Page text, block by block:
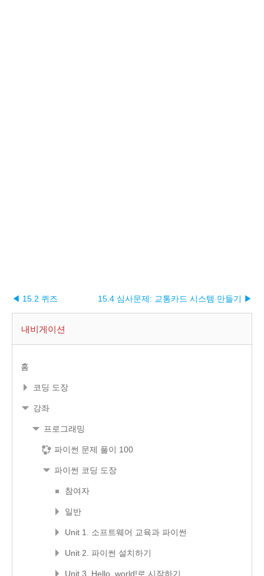
◀ 15.2 퀴즈 15.4 심사문제: 교통카드 시스템 만들기 ▶︎
내비게이션
홈
코딩 도장
강좌
프로그래밍
파이썬 문제 풀이 100
파이썬 코딩 도장
참여자
일반
Unit 1. 소프트웨어 교육과 파이썬
Unit 2. 파이썬 설치하기
Unit 3. Hello, world!로 시작하기